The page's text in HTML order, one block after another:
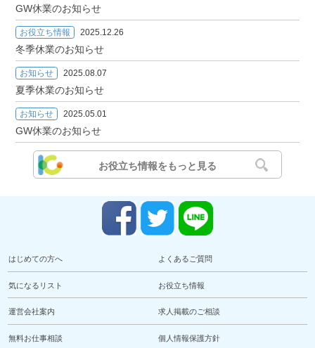
GW休業のお知らせ
お役立ち情報 2025.12.26
冬季休業のお知らせ
お知らせ 2025.08.07
夏季休業のお知らせ
お知らせ 2025.05.01
GW休業のお知らせ
お役立ち情報をもっと見る
はじめての方へ よくあるご質問
気になるリスト お役立ち情報
運営会社案内 求人掲載のご相談
無料お仕事相談 個人情報保護方針